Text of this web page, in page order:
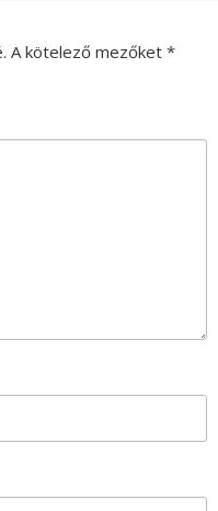
A kötelező mezőket *